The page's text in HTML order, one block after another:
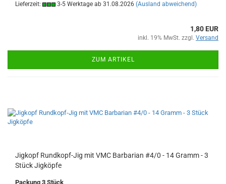
Lieferzeit: 3-5 Werktage ab 31.08.2026 (Ausland abweichend)
1,80 EUR
inkl. 19% MwSt. zzgl. Versand
ZUM ARTIKEL
Jigkopf Rundkopf-Jig mit VMC Barbarian #4/0 - 14 Gramm - 3
Stück Jigköpfe
Packung 3 Stück